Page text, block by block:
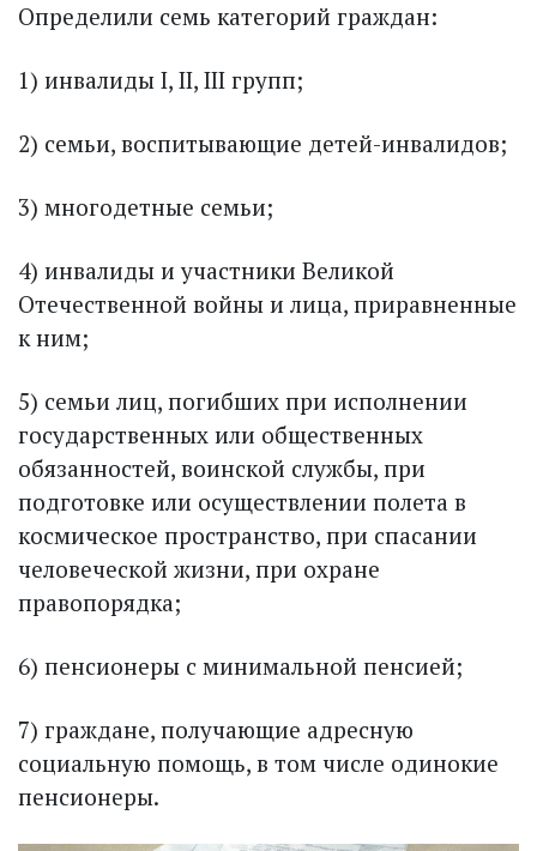
Определили семь категорий граждан:
1) инвалиды I, II, III групп;
2) семьи, воспитывающие детей-инвалидов;
3) многодетные семьи;
4) инвалиды и участники Великой
Отечественной войны и лица, приравненные
к ним;
5) семьи лиц, погибших при исполнении
государственных или общественных
обязанностей, воинской службы, при
подготовке или осуществлении полета в
космическое пространство, при спасании
человеческой жизни, при охране
правопорядка;
6) пенсионеры с минимальной пенсией;
7) граждане, получающие адресную
социальную помощь, в том числе одинокие
пенсионеры.